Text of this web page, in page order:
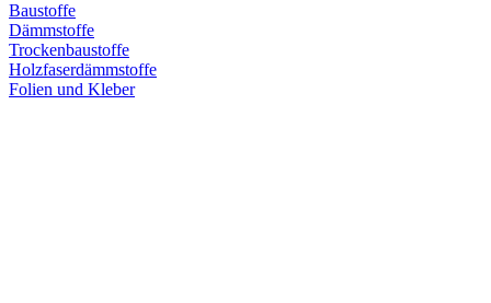
Baustoffe
Dämmstoffe
Trockenbaustoffe
Holzfaserdämmstoffe
Folien und Kleber